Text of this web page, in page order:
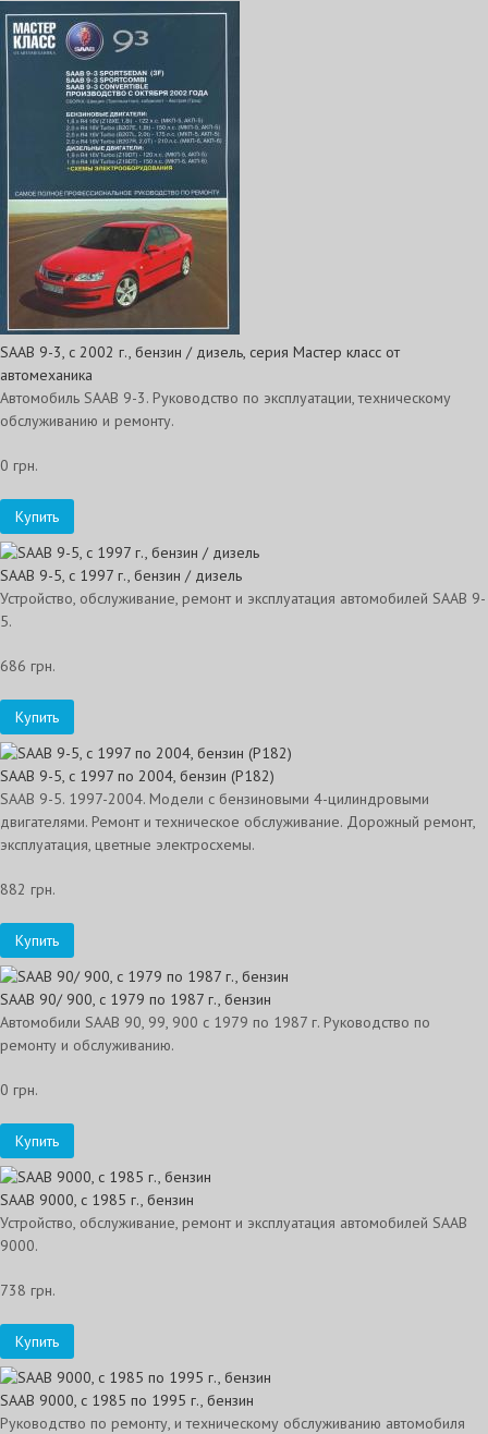
SAAB 9-3, с 2002 г., бензин / дизель, серия Мастер класс от
автомеханика
Автомобиль SAAB 9-3. Руководство по эксплуатации, техническому
обслуживанию и ремонту.
0 грн.
Купить
SAAB 9-5, с 1997 г., бензин / дизель
Устройство, обслуживание, ремонт и эксплуатация автомобилей SAAB 9-
5.
686 грн.
Купить
SAAB 9-5, с 1997 по 2004, бензин (P182)
SAAB 9-5. 1997-2004. Модели с бензиновыми 4-цилиндровыми
двигателями. Ремонт и техническое обслуживание. Дорожный ремонт,
эксплуатация, цветные электросхемы.
882 грн.
Купить
SAAB 90/ 900, с 1979 по 1987 г., бензин
Автомобили SAAB 90, 99, 900 с 1979 по 1987 г. Руководство по
ремонту и обслуживанию.
0 грн.
Купить
SAAB 9000, с 1985 г., бензин
Устройство, обслуживание, ремонт и эксплуатация автомобилей SAAB
9000.
738 грн.
Купить
SAAB 9000, с 1985 по 1995 г., бензин
Руководство по ремонту, и техническому обслуживанию автомобиля